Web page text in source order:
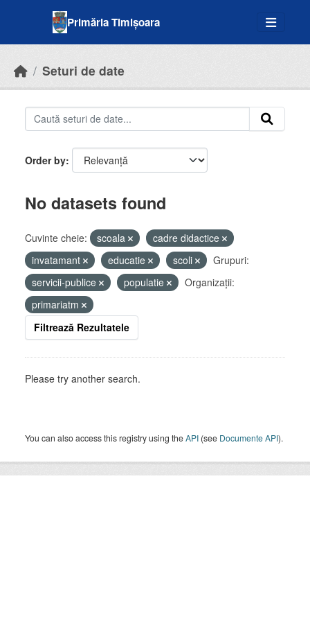
Primăria Timișoara
Seturi de date
Order by
No datasets found
Cuvinte cheie: scoala
cadre didactice
invatamant
educatie scoli
Grupuri:
servicii-publice
populatie
Organizații:
primariatm
Filtrează Rezultatele
Please try another search.
You can also access this registry using theAPI (see Documente API).